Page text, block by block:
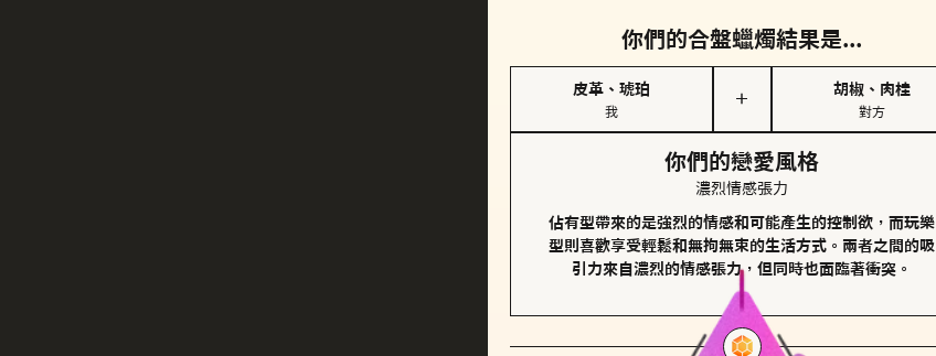
你們的合盤蠟燭結果是...
皮革、琥珀
我
＋
胡椒、肉桂
對方
你們的戀愛風格
濃烈情感張力
佔有型帶來的是強烈的情感和可能產生的控制欲，而玩樂
型則喜歡享受輕鬆和無拘無束的生活方式。兩者之間的吸
引力來自濃烈的情感張力，但同時也面臨著衝突。